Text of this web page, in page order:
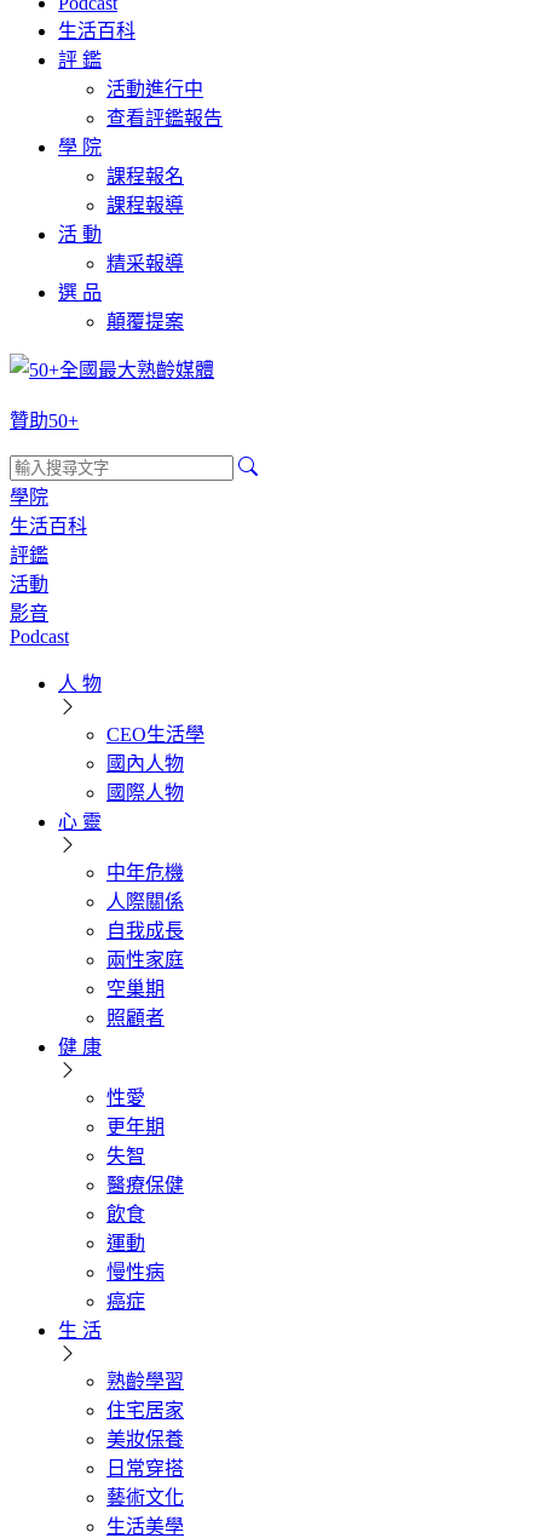
生活百科
評 鑑
活動進行中
查看評鑑報告
學 院
課程報名
課程報導
活 動
精采報導
選 品
顛覆提案
贊助50+
學院
生活百科
評鑑
活動
影音
Podcast
人 物
CEO生活學
國內人物
國際人物
心 靈
中年危機
人際關係
自我成長
兩性家庭
空巢期
照顧者
健 康
性愛
更年期
失智
醫療保健
飲食
運動
慢性病
癌症
生 活
熟齡學習
住宅居家
美妝保養
日常穿搭
藝術文化
生活美學